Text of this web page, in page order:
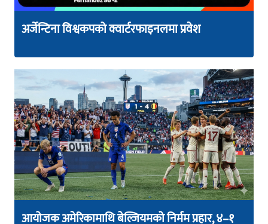
अर्जेन्टिना विश्वकपको क्वार्टरफाइनलमा प्रवेश
आयोजक अमेरिकामाथि बेल्जियमको निर्मम प्रहार, ४–१